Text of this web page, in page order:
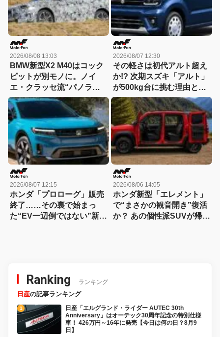
2026/08/08 13:03
BMW新型X2 M40はコック
ピットが別モノに。ノイ
エ・クラッセ流“パノラミ
ック iDrive”採用へ
2026/08/07 12:30
その軽さは初代アルト超え
か!? 次期スズキ「アルト」
が500kg台に挑む理由と
は……「小・少・軽・短・
美」を極める！
2026/08/07 12:15
ホンダ「プロローグ」販売
終了……その裏で始まっ
た“EV一辺倒ではない”新戦
2026/08/06 14:05
ホンダ新型「エレメント」
で“まさかの観音開き”復活
か？ あの個性派SUVが帰っ
Ranking ランキング
日産の記事ランキング
日産「エルグランド・ライダー AUTEC 30th
Anniversary」はオーテック30周年記念の特別仕様
車！ 426万円～16年に発売【今日は何の日？8月9
日】